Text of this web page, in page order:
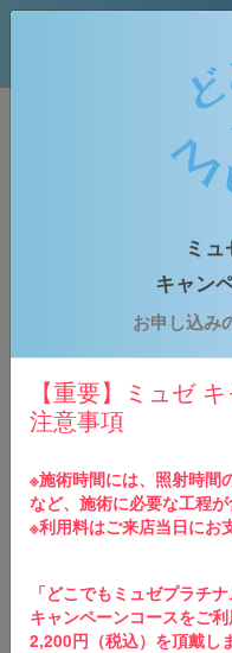
はじめての方
ミ
キャン
お申し込み
【重要】ミュゼ
注意事項
※施術時間には、照射時間
など、施術に必要な工程が
※利用料はご来店当日にお
「どこでもミュゼプラチ
キャンペーンコースをご
2,200円（税込）を頂戴
ご予約情報の
2
メールが送ら
舗よりご連絡
3
ご予約の変更
約店舗にご連